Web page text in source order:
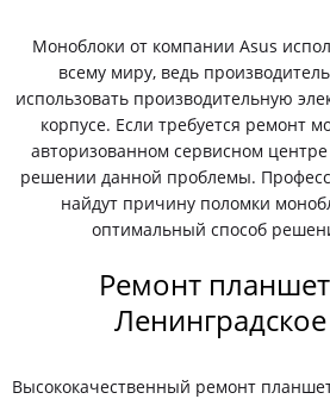
Моноблоки от компании Asus
всему миру, ведь
использовать производительную
корпусе. Если требуется ремонт
авторизованном сервисном
решении данной проблемы.
найдут причину поломки
оптимальный способ
Ремонт
Высококачественный ремонт